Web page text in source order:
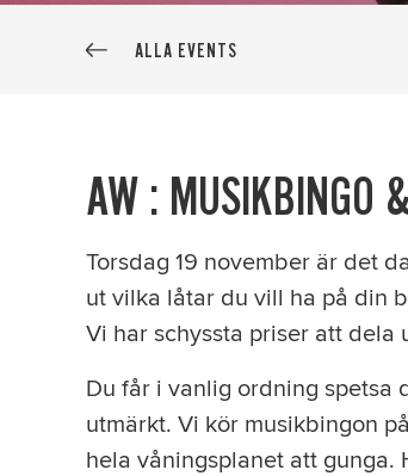
ALLA EVENTS
AW : MUSIKBINGO
Torsdag 19 november är det
ut vilka låtar du vill ha på din
Vi har schyssta priser att dela
Du får i vanlig ordning spetsa
utmärkt. Vi kör musikbingon
hela våningsplanet att